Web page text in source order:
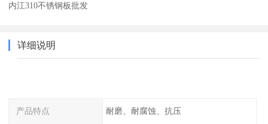
内江310不锈钢板批发
详细说明
产品特点 耐磨、耐腐蚀、抗压